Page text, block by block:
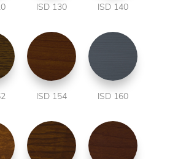
ISD 130 ISD 140
ISD 154 ISD 160